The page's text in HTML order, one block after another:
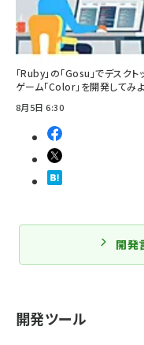
「Ruby」の「Gosu」でデスクト
ゲーム「Color」を開発してみ
8月5日 6:30
開発
開発ツール